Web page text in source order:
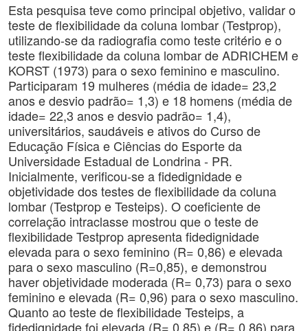
Esta pesquisa teve como principal objetivo, validar o
teste de flexibilidade da coluna lombar (Testprop),
utilizando-se da radiografia como teste critério e o
teste flexibilidade da coluna lombar de ADRICHEM e
KORST (1973) para o sexo feminino e masculino.
Participaram 19 mulheres (média de idade= 23,2
anos e desvio padrão= 1,3) e 18 homens (média de
idade= 22,3 anos e desvio padrão= 1,4),
universitários, saudáveis e ativos do Curso de
Educação Física e Ciências do Esporte da
Universidade Estadual de Londrina - PR.
Inicialmente, verificou-se a fidedignidade e
objetividade dos testes de flexibilidade da coluna
lombar (Testprop e Testeips). O coeficiente de
correlação intraclasse mostrou que o teste de
flexibilidade Testprop apresenta fidedignidade
elevada para o sexo feminino (R= 0,86) e elevada
para o sexo masculino (R=0,85), e demonstrou
haver objetividade moderada (R= 0,73) para o sexo
feminino e elevada (R= 0,96) para o sexo masculino.
Quanto ao teste de flexibilidade Testeips, a
fidedignidade foi elevada (R= 0,85) e (R= 0,86) para